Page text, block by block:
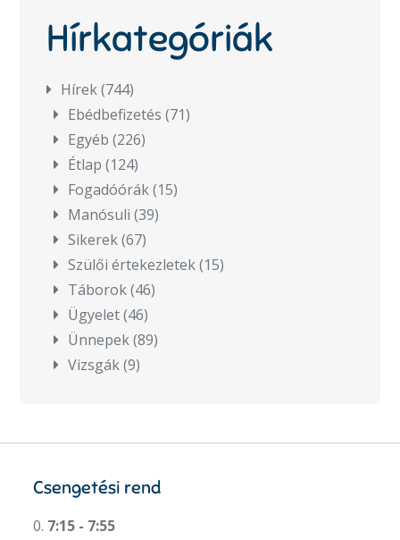
Hírkategóriák
Hírek(744)
Ebédbefizetés (71)
Egyéb (226)
Étlap (124)
Fogadóórák(15)
Manósuli (39)
Sikerek(67)
Szülői értekezletek(15)
Táborok(46)
Ügyelet(46)
Ünnepek(89)
Vizsgák(9)
Csengetési rend
0. 7:15 - 7:55